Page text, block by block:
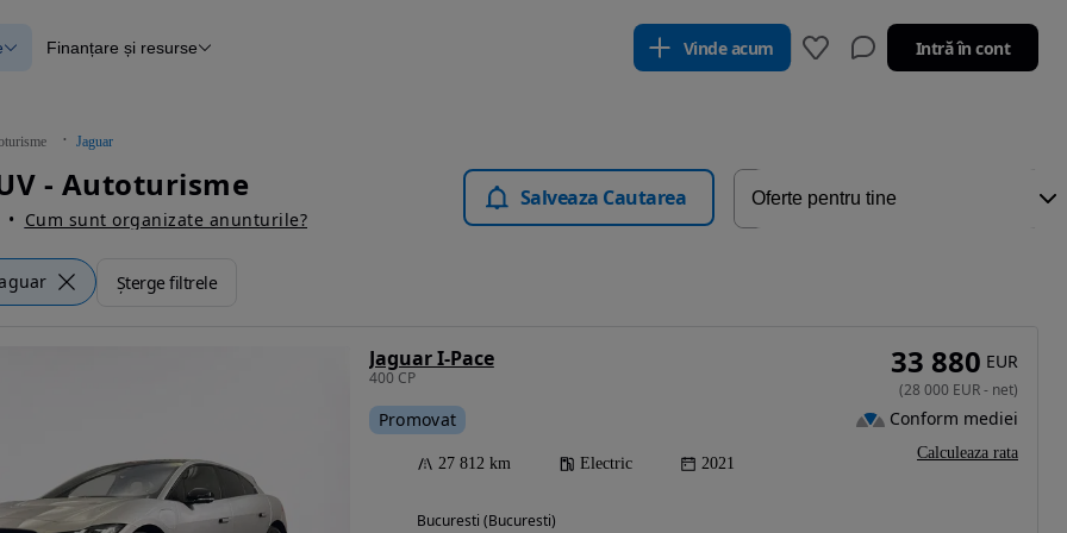
verificate
Blog Autovit.ro
Finanțare și resurse Vinde acum Intră în cont
Jaguar
- Autoturisme
Cum sunt organizate anunturile?
Salveaza Cautarea
Șterge filtrele
Jaguar I-Pace
400 CP
Promovat
27 812 km Electric 2021
Bucuresti (Bucuresti)
33 880 EUR
(28 000 EUR- net)
Conform mediei
Calculeaza rata